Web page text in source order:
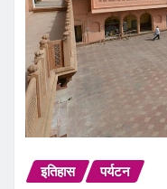
इतिहास पर्यटन